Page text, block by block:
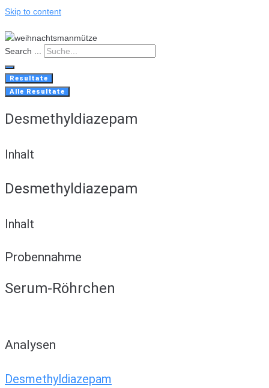
Skip to content
Search ...
Resultate
Alle Resultate
Desmethyldiazepam
Inhalt
Desmethyldiazepam
Inhalt
Probennahme
Serum-Röhrchen
Analysen
Desmethyldiazepam